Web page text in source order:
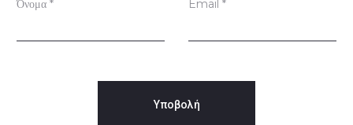
ς
Όνομα * Email *